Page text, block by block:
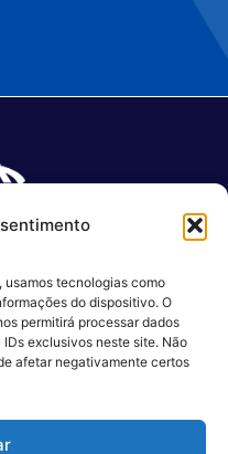
usamos tecnologias como
do dispositivo. O
permitirá processar dados
exclusivos neste site. Não
afetar negativamente certos